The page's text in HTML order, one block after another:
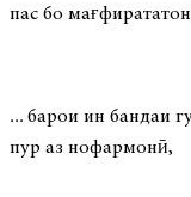
пас бо
... барои ин бандаи
пур аз нофармонӣ,